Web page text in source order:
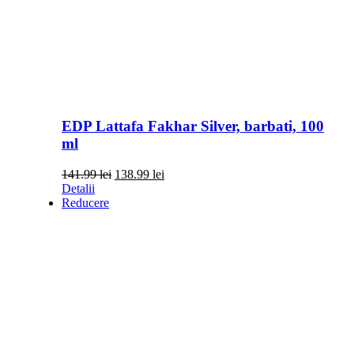
EDP Lattafa Fakhar Silver, barbati, 100
ml
141.99lei Prețul
138.99 leiPrețul
Detalii
Reducere